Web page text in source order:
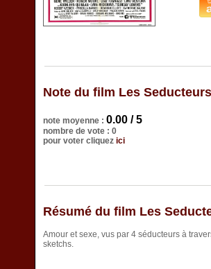
Note du film Les Seducteurs
note moyenne : 0.00 / 5
nombre de vote : 0
pour voter cliquez ici
Résumé du film Les
Amour et sexe, vus par 4 séducteurs à
sketchs.